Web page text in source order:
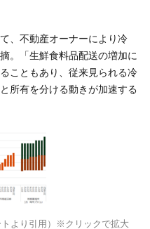
、不動産オーナーにより冷
。「生鮮食料品配送の増加に
こともあり、従来見られる冷
所有を分ける動きが加速する
より引用）※クリックで拡大